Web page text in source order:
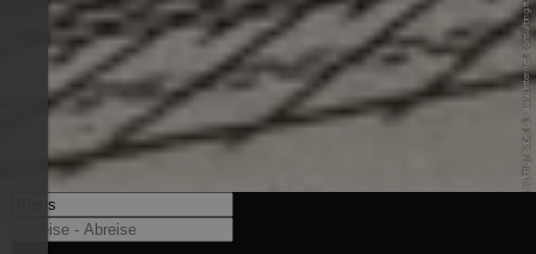
© Internet Consulting / Isabel G. - www.internet-consulting.it